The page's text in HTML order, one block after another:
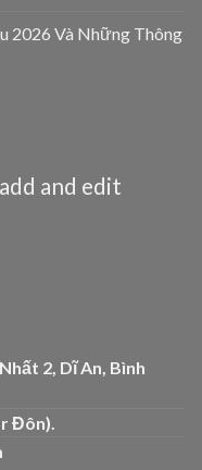
2026 Và Những Thông
and edit
2, Dĩ An, Bình
Đôn).